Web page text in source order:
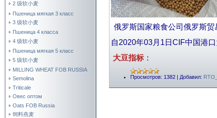
2 级软小麦
Пшеница мягкая 3 класс
3 级软小麦
Пшеница 4 класса
4 级软小麦
Пшеница мягкая 5 класс
5 级软小麦
MILLING WHEAT FOB RUSSIA
Semolina
Triticale
Овес оптом
Oats FOB Russia
饲料燕麦
俄罗斯国家粮食公司俄罗斯贸
自2020年03月1日CIF中国港
大豆指标：
Просмотров: 1382 Добавил: